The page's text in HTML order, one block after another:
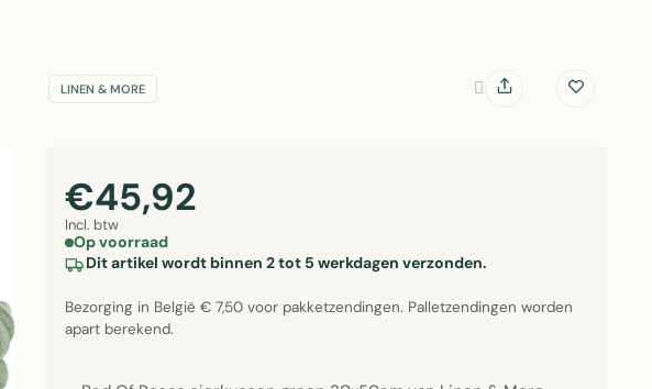
LINEN & MORE
€45,92
Incl. btw
Op voorraad
Dit artikel wordt binnen 2 tot 5 werkdagen verzonden.
Bezorging in België € 7,50 voor pakketzendingen. Palletzendingen worden
apart berekend.